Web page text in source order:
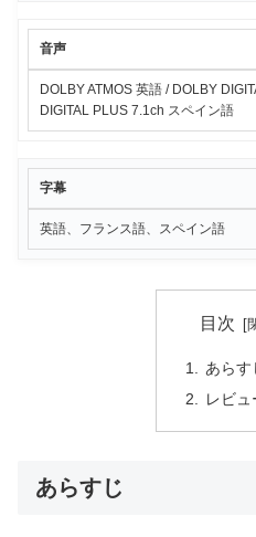
音声
DOLBY ATMOS 英語 / DOLBY
DIGITAL PLUS 7.1ch スペイン語
字幕
英語、フランス語、スペイン語
目次
あらす
レビュ
あらすじ